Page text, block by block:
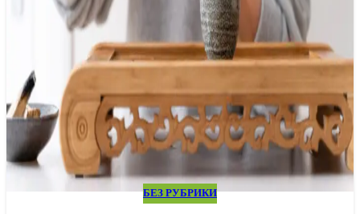
БЕЗ РУБРИКИ